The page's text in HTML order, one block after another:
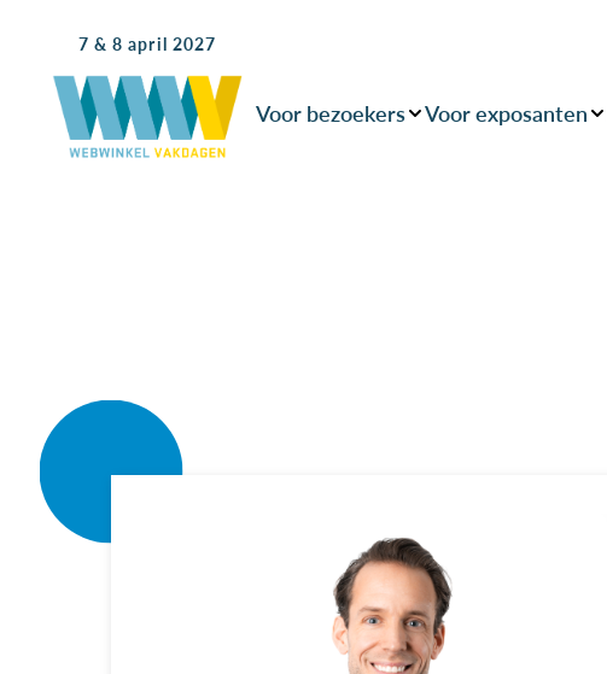
7 & 8 april 2027
Voor bezoekers Voor exposanten